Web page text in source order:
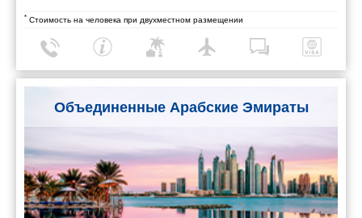
* Стоимость на человека при двухместном размещении
Объединенные Арабские Эмираты